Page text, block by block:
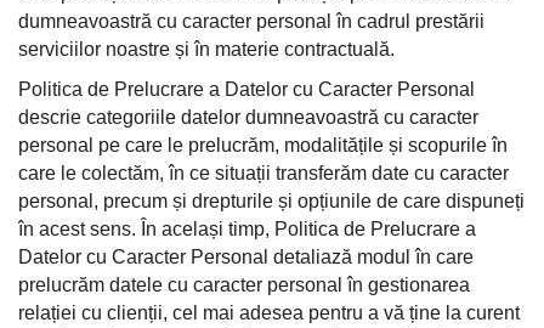
dumneavoastră cu caracter personal în cadrul prestării
serviciilor noastre și în materie contractuală.
Politica de Prelucrare a Datelor cu Caracter Personal
descrie categoriile datelor dumneavoastră cu caracter
personal pe care le prelucrăm, modalitățile și scopurile în
care le colectăm, în ce situații transferăm date cu caracter
personal, precum și drepturile și opțiunile de care dispuneți
în acest sens. În același timp, Politica de Prelucrare a
Datelor cu Caracter Personal detaliază modul în care
prelucrăm datele cu caracter personal în gestionarea
relației cu clienții, cel mai adesea pentru a vă ține la curent